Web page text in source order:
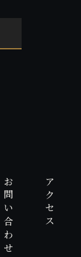
お問い合わせ アクセス